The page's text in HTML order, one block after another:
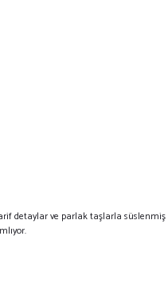
detaylar ve parlak taşlarla süslenmiş